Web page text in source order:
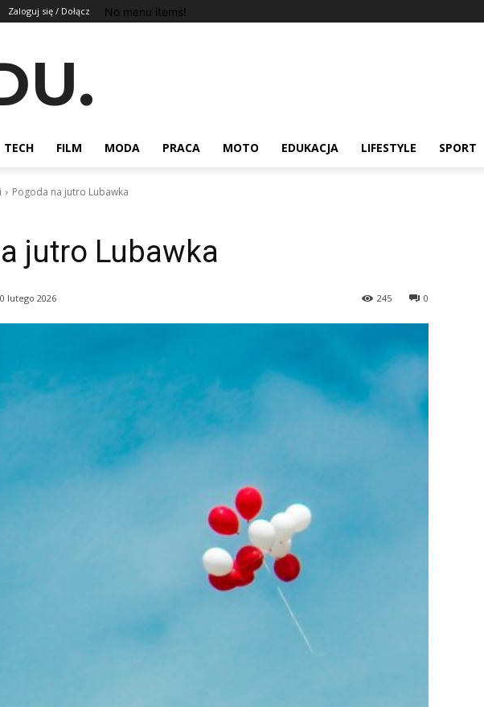
Zaloguj się / Dołącz No menu items!
TECH FILM MODA PRACA MOTO EDUKACJA LIFESTYLE SPORT
Pogoda na jutro Lubawka
jutro Lubawka
lutego 2026 0
245